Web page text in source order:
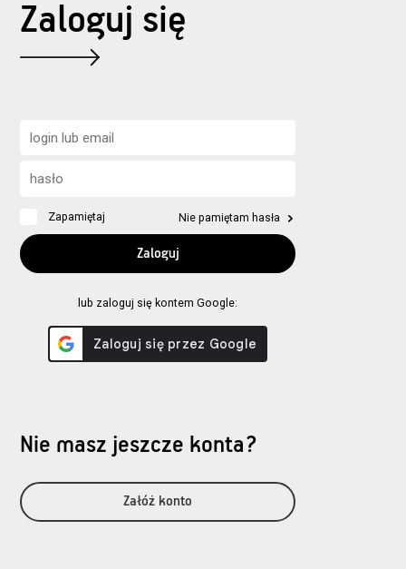
Zaloguj się
Zapamiętaj Nie pamiętam hasła
lub zaloguj się kontem Google:
Nie masz jeszcze konta?
Załóż konto